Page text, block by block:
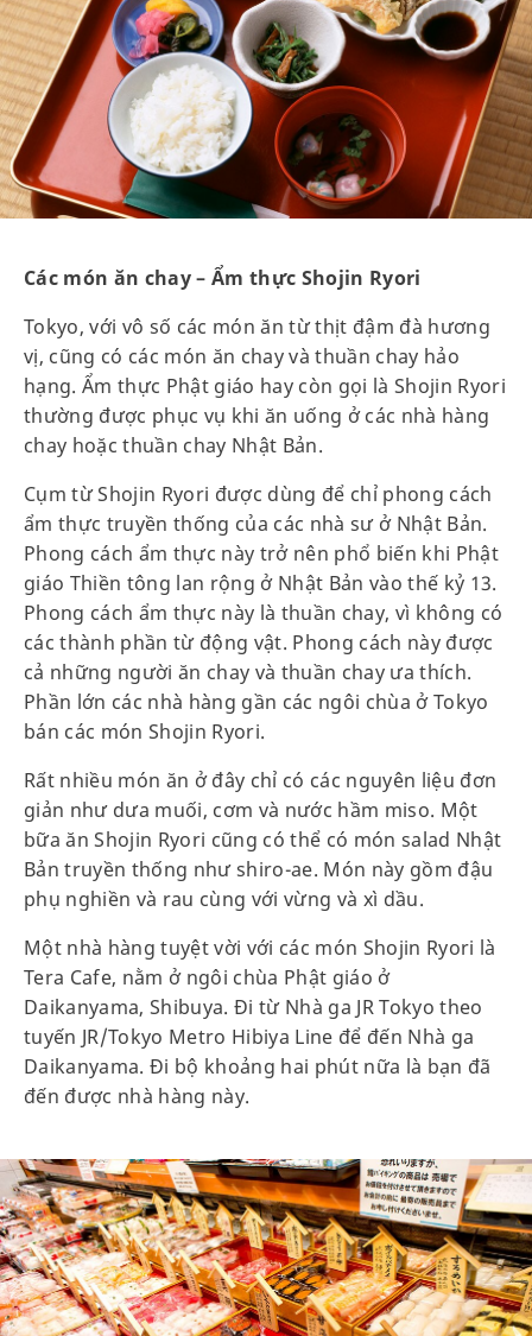
Các món ăn chay – Ẩm thực Shojin Ryori
Tokyo, với vô số các món ăn từ thịt đậm đà hương
vị, cũng có các món ăn chay và thuần chay hảo
hạng. Ẩm thực Phật giáo hay còn gọi là Shojin Ryori
thường được phục vụ khi ăn uống ở các nhà hàng
chay hoặc thuần chay Nhật Bản.
Cụm từ Shojin Ryori được dùng để chỉ phong cách
ẩm thực truyền thống của các nhà sư ở Nhật Bản.
Phong cách ẩm thực này trở nên phổ biến khi Phật
giáo Thiền tông lan rộng ở Nhật Bản vào thế kỷ 13.
Phong cách ẩm thực này là thuần chay, vì không có
các thành phần từ động vật. Phong cách này được
cả những người ăn chay và thuần chay ưa thích.
Phần lớn các nhà hàng gần các ngôi chùa ở Tokyo
bán các món Shojin Ryori.
Rất nhiều món ăn ở đây chỉ có các nguyên liệu đơn
giản như dưa muối, cơm và nước hầm miso. Một
bữa ăn Shojin Ryori cũng có thể có món salad Nhật
Bản truyền thống như shiro-ae. Món này gồm đậu
phụ nghiền và rau cùng với vừng và xì dầu.
Một nhà hàng tuyệt vời với các món Shojin Ryori là
Tera Cafe, nằm ở ngôi chùa Phật giáo ở
Daikanyama, Shibuya. Đi từ Nhà ga JR Tokyo theo
tuyến JR/Tokyo Metro Hibiya Line để đến Nhà ga
Daikanyama. Đi bộ khoảng hai phút nữa là bạn đã
đến được nhà hàng này.